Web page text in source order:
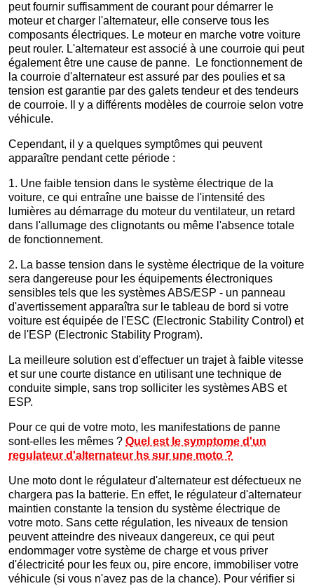
peut fournir suffisamment de courant pour démarrer le
moteur et charger l'alternateur, elle conserve tous les
composants électriques. Le moteur en marche votre voiture
peut rouler. L'alternateur est associé à une courroie qui peut
également être une cause de panne. Le fonctionnement de
la courroie d'alternateur est assuré par des poulies et sa
tension est garantie par des galets tendeur et des tendeurs
de courroie. Il y a différents modèles de courroie selon votre
véhicule.
Cependant, il y a quelques symptômes qui peuvent
apparaître pendant cette période :
1. Une faible tension dans le système électrique de la
voiture, ce qui entraîne une baisse de l'intensité des
lumières au démarrage du moteur du ventilateur, un retard
dans l'allumage des clignotants ou même l'absence totale
de fonctionnement.
2. La basse tension dans le système électrique de la voiture
sera dangereuse pour les équipements électroniques
sensibles tels que les systèmes ABS/ESP - un panneau
d'avertissement apparaîtra sur le tableau de bord si votre
voiture est équipée de l'ESC (Electronic Stability Control) et
de l'ESP (Electronic Stability Program).
La meilleure solution est d'effectuer un trajet à faible vitesse
et sur une courte distance en utilisant une technique de
conduite simple, sans trop solliciter les systèmes ABS et
ESP.
Pour ce qui de votre moto, les manifestations de panne
sont-elles les mêmes ? Quel est le symptome d'un
regulateur d'alternateur hs sur une moto ?
Une moto dont le régulateur d'alternateur est défectueux ne
chargera pas la batterie. En effet, le régulateur d'alternateur
maintien constante la tension du système électrique de
votre moto. Sans cette régulation, les niveaux de tension
peuvent atteindre des niveaux dangereux, ce qui peut
endommager votre système de charge et vous priver
d'électricité pour les feux ou, pire encore, immobiliser votre
véhicule (si vous n'avez pas de la chance). Pour vérifier si